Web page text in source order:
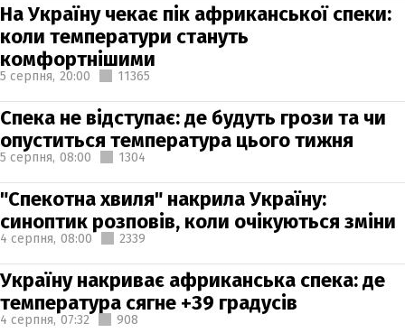
На Україну чекає пік африканської спеки:
коли температури стануть
комфортнішими
5 серпня, 20:00 11365
Спека не відступає: де будуть грози та чи
опуститься температура цього тижня
5 серпня, 08:00 1304
"Спекотна хвиля" накрила Україну:
синоптик розповів, коли очікуються зміни
4 серпня, 08:00 2339
Україну накриває африканська спека: де
температура сягне +39 градусів
4 серпня, 07:32 908